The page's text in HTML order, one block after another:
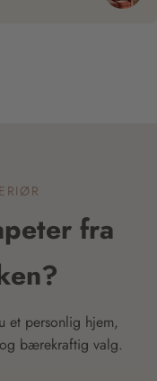
fra
et personlig hjem,
bærekraftig valg.